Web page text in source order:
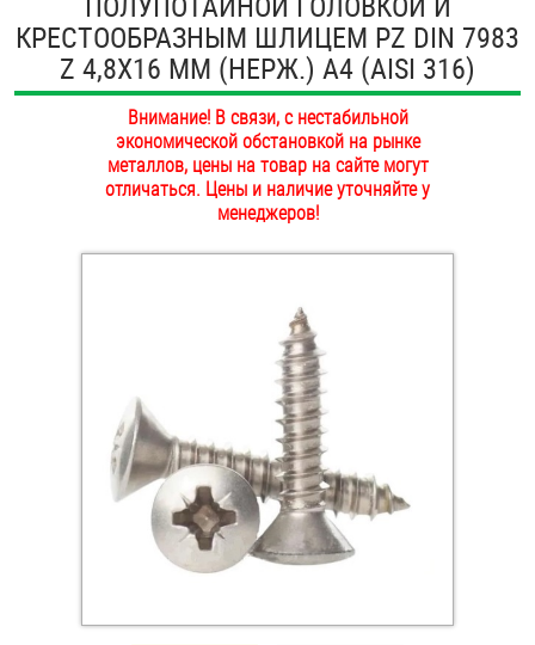
ОПЛАТА И ДОСТАВКА
НАШИ МАГАЗИНЫ
Втулки
Гайки
Дюбели
Дюймовый крепёж
Крюки, кольца с метрической резьбой
Крюки, кольца с шурупной резьбой
КРЕСТООБРАЗНЫМ ШЛИЦЕМ PZ DIN 7983
Z 4,8Х16 ММ (НЕРЖ.) A4 (AISI 316)
Внимание! В связи, с нестабильной
экономической обстановкой на рынке
металлов, цены на товар на сайте могут
отличаться. Цены и наличие уточняйте у
менеджеров!